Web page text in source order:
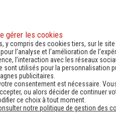
de téléphone utiles
gérer les cookies
y compris des cookies tiers, sur le site
l’analyse et l'amélioration de
l’interaction avec les réseaux
sont utilisés pour la personnalisation
publicitaires.
consentement est nécessaire.
ou alors décider de continuer
ce choix à tout moment.
notre politique de gestion des